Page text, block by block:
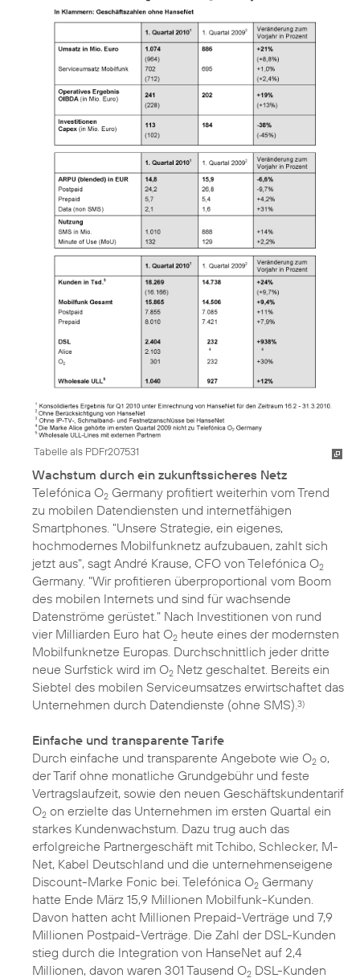
Tabelle als PDFr207531
Wachstum durch ein zukunftssicheres Netz
Telefónica O2 Germany profitiert weiterhin vom Trend
zu mobilen Datendiensten und internetfähigen
Smartphones. "Unsere Strategie, ein eigenes,
hochmodernes Mobilfunknetz aufzubauen, zahlt sich
jetzt aus", sagt André Krause, CFO von Telefónica O2
Germany. "Wir profitieren überproportional vom Boom
des mobilen Internets und sind für wachsende
Datenströme gerüstet." Nach Investitionen von rund
vier Milliarden Euro hat O2 heute eines der modernsten
Mobilfunknetze Europas. Durchschnittlich jeder dritte
neue Surfstick wird im O2 Netz geschaltet. Bereits ein
Siebtel des mobilen Serviceumsatzes erwirtschaftet das
Unternehmen durch Datendienste (ohne SMS). 3)
Einfache und transparente Tarife
Durch einfache und transparente Angebote wie O2 o,
der Tarif ohne monatliche Grundgebühr und feste
Vertragslaufzeit, sowie den neuen Geschäftskundentarif
O2 on erzielte das Unternehmen im ersten Quartal ein
starkes Kundenwachstum. Dazu trug auch das
erfolgreiche Partnergeschäft mit Tchibo, Schlecker, M-
Net, Kabel Deutschland und die unternehmenseigene
Discount-Marke Fonic bei. Telefónica O2 Germany
hatte Ende März 15,9 Millionen Mobilfunk-Kunden.
Davon hatten acht Millionen Prepaid-Verträge und 7,9
Millionen Postpaid-Verträge. Die Zahl der DSL-Kunden
stieg durch die Integration von HanseNet auf 2,4
Millionen, davon waren 301 Tausend O2 DSL-Kunden